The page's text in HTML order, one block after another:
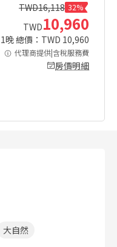
TWD16,118 32%
TWD10,960
1晚 總價：TWD 10,960
代理商提供|含稅服務費
房價明細
大自然